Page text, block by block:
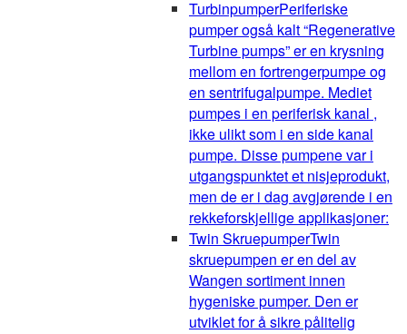
TurbinpumperPeriferiske
pumper også kalt “Regenerative
Turbine pumps” er en krysning
mellom en fortrengerpumpe og
en sentrifugalpumpe. Mediet
pumpes i en periferisk kanal ,
ikke ulikt som i en side kanal
pumpe. Disse pumpene var i
utgangspunktet et nisjeprodukt,
men de er i dag avgjørende i en
rekkeforskjellige applikasjoner:
Twin SkruepumperTwin
skruepumpen er en del av
Wangen sortiment innen
hygeniske pumper. Den er
utviklet for å sikre pålitelig